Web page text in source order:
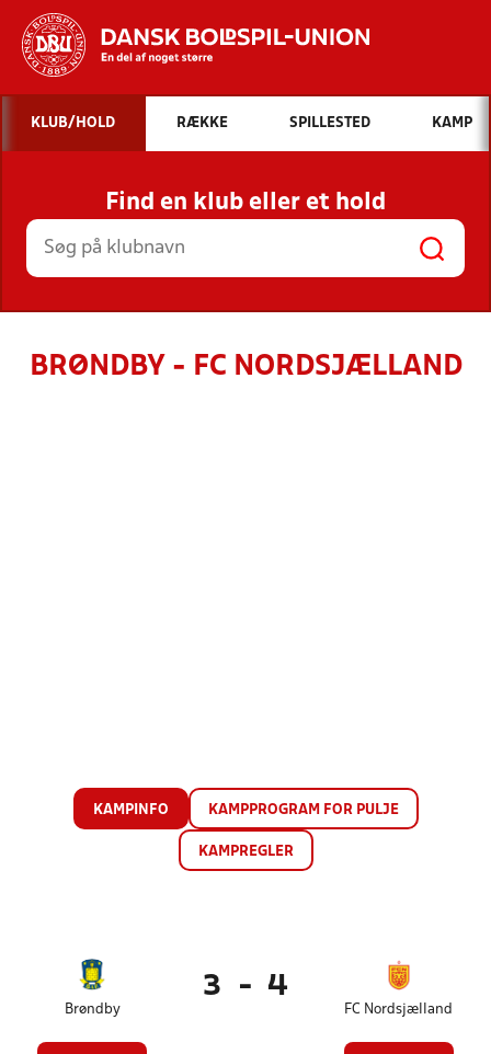
Hvad vil du søge efter?
INDHOLD OG NYHEDER
STILLINGER, RESULTATER, KLUBBER OG
HOLD
KLUB/HOLD RÆKKE SPILLESTED KAMP
Find en klub eller et hold
BRØNDBY - FC NORDSJÆLLAND
KAMPINFO KAMPPROGRAM FOR PULJE
KAMPREGLER
Brøndby
3 - 4
FC Nordsjælland